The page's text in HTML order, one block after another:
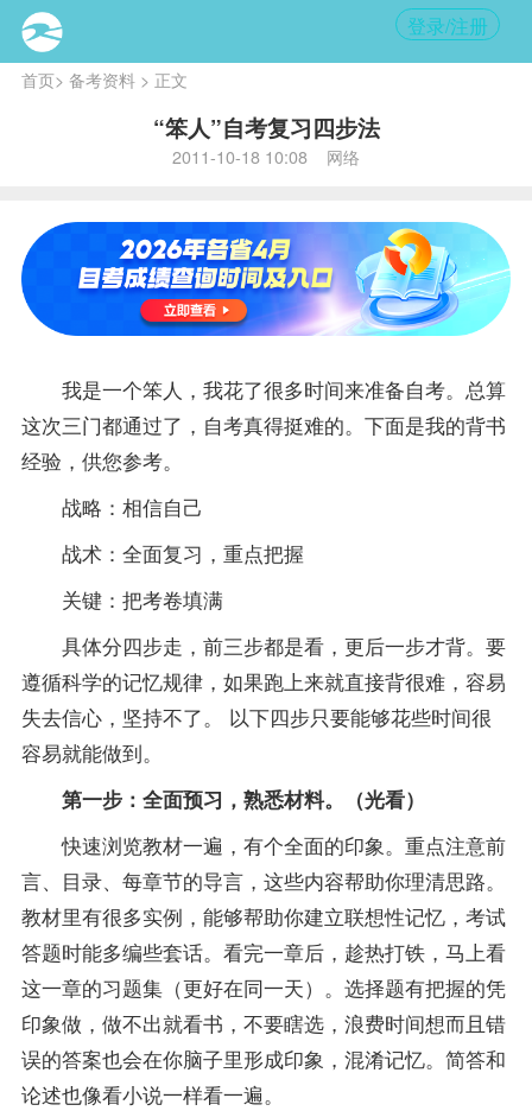
登录/注册
首页> 备考资料> 正文
“笨人”自考复习四步法
2011-10-18 10:08 网络
我是一个笨人，我花了很多时间来准备自考。总算
这次三门都通过了，自考真得挺难的。下面是我的背书
经验，供您参考。
战略：相信自己
战术：全面复习 ，重点把握
关键：把考卷填满
具体分四步走，前三步都是看，更后一步才背。要
遵循科学的记忆规律，如果跑上来就直接背很难，容易
失去信心，坚持不了。 以下四步只要能够花些时间很
容易就能做到。
第一步：全面预习，熟悉材料。（光看）
快速浏览教材一遍，有个全面的印象。重点注意前
言、目录、每章节的导言，这些内容帮助你理清思路。
教材里有很多实例，能够帮助你建立联想性记忆，考试
答题时能多编些套话。看完一章后，趁热打铁，马上看
这一章的习题集（更好在同一天）。选择题有把握的凭
印象做，做不出就看书，不要瞎选，浪费时间想而且错
误的答案也会在你脑子里形成印象，混淆记忆。简答和
论述也像看小说一样看一遍。